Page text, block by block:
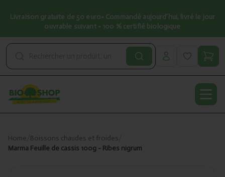
Livraison gratuite de 50 euro• Commandé aujourd’hui, livré le jour
ouvrable suivant • 100 % certifié biologique
Home Boissons chaudes et froides
Marma Feuille de cassis 100g - Ribes nigrum